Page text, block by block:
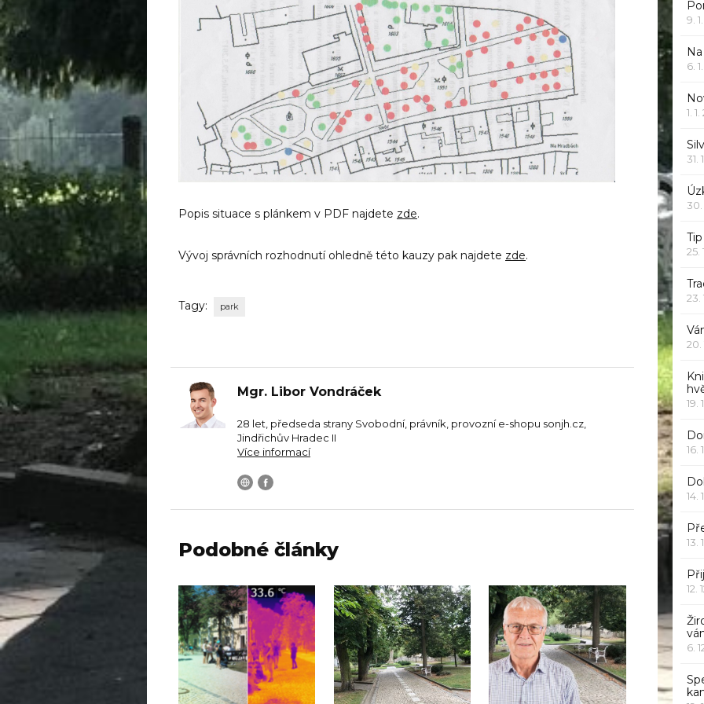
Popis situace s plánkem v PDF najdete zde.
Vývoj správních rozhodnutí ohledně této kauzy pak najdete zde.
Tagy: park
Mgr. Libor Vondráček
28 let, předseda strany Svobodní, právník, provozní e-shopu sonjh.cz,
Jindřichův Hradec II
Více informací
Podobné články
9.
6.
1.
31.
30.
25.
23.
20.
19.
16.
14.
13.
12.
6.